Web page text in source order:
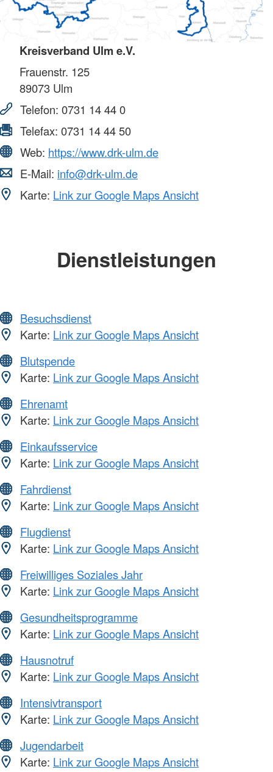
Kreisverband Ulm e.V.
Frauenstr. 125
89073 Ulm
Telefon: 0731 14 44 0
Telefax: 0731 14 44 50
Web: https://www.drk-ulm.de
E-Mail: info@drk-ulm.de
Karte: Link zur Google Maps Ansicht
Dienstleistungen
Besuchsdienst
Karte: Link zur Google Maps Ansicht
Blutspende
Karte: Link zur Google Maps Ansicht
Ehrenamt
Karte: Link zur Google Maps Ansicht
Einkaufsservice
Karte: Link zur Google Maps Ansicht
Fahrdienst
Karte: Link zur Google Maps Ansicht
Flugdienst
Karte: Link zur Google Maps Ansicht
Freiwilliges Soziales Jahr
Karte: Link zur Google Maps Ansicht
Gesundheitsprogramme
Karte: Link zur Google Maps Ansicht
Hausnotruf
Karte: Link zur Google Maps Ansicht
Intensivtransport
Karte: Link zur Google Maps Ansicht
Jugendarbeit
Karte: Link zur Google Maps Ansicht